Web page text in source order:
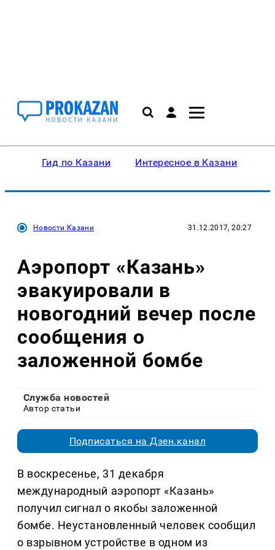
Гид по Казани Интересное в Казани
Новости Казани 31.12.2017, 20:27
Аэропорт «Казань»
эвакуировали в
новогодний вечер после
сообщения о
заложенной бомбе
Служба новостей
Автор статьи
Подписаться на Дзен.канал
В воскресенье, 31 декабря
международный аэропорт «Казань»
получил сигнал о якобы заложенной
бомбе. Неустановленный человек сообщил
о взрывном устройстве в одном из